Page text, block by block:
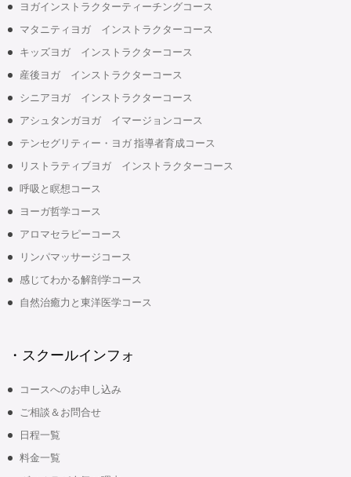
ヨガインストラクターティーチングコース
マタニティヨガ インストラクターコース
キッズヨガ インストラクターコース
産後ヨガ インストラクターコース
シニアヨガ インストラクターコース
アシュタンガヨガ イマージョンコース
テンセグリティー・ヨガ 指導者育成コース
リストラティブヨガ インストラクターコース
呼吸と瞑想コース
ヨーガ哲学コース
アロマセラピーコース
リンパマッサージコース
感じてわかる解剖学コース
自然治癒力と東洋医学コース
・スクールインフォ
コースへのお申し込み
ご相談＆お問合せ
日程一覧
料金一覧